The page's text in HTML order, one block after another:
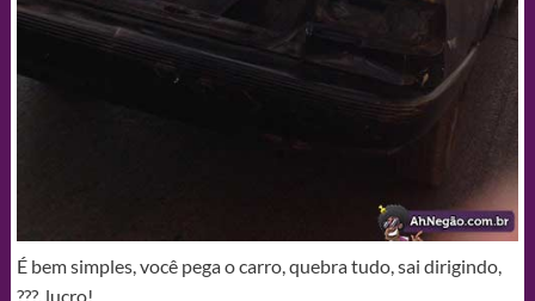
É bem simples, você pega o carro, quebra tudo, sai dirigindo,
???, lucro!